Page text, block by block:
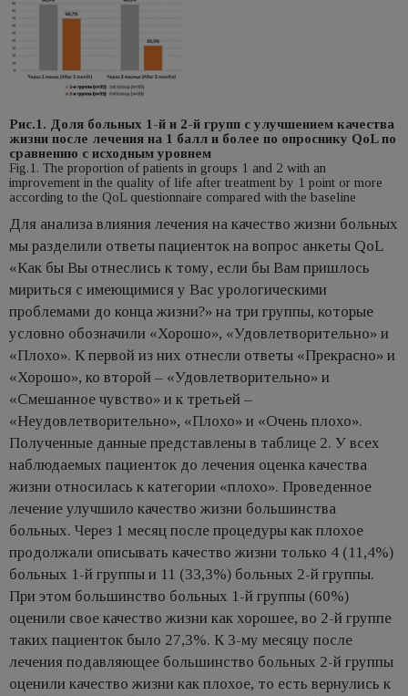
Рис.1. Доля больных 1-й и 2-й групп с улучшением качества
жизни после лечения на 1 балл и более по опроснику QoL по
сравнению с исходным уровнем
Fig.1. The proportion of patients in groups 1 and 2 with an
improvement in the quality of life after treatment by 1 point or more
according to the QoL questionnaire compared with the baseline
Для анализа влияния лечения на качество жизни больных
мы разделили ответы пациенток на вопрос анкеты QoL
«Как бы Вы отнеслись к тому, если бы Вам пришлось
мириться с имеющимися у Вас урологическими
проблемами до конца жизни?» на три группы, которые
условно обозначили «Хорошо», «Удовлетворительно» и
«Плохо». К первой из них отнесли ответы «Прекрасно» и
«Хорошо», ко второй – «Удовлетворительно» и
«Смешанное чувство» и к третьей –
«Неудовлетворительно», «Плохо» и «Очень плохо».
Полученные данные представлены в таблице 2. У всех
наблюдаемых пациенток до лечения оценка качества
жизни относилась к категории «плохо». Проведенное
лечение улучшило качество жизни большинства
больных. Через 1 месяц после процедуры как плохое
продолжали описывать качество жизни только 4 (11,4%)
больных 1-й группы и 11 (33,3%) больных 2-й группы.
При этом большинство больных 1-й группы (60%)
оценили свое качество жизни как хорошее, во 2-й группе
таких пациенток было 27,3%. К 3-му месяцу после
лечения подавляющее большинство больных 2-й группы
оценили качество жизни как плохое, то есть вернулись к